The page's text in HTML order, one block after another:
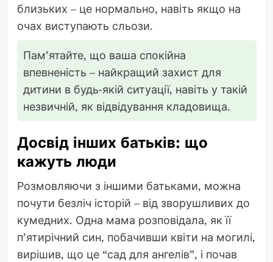
близьких – це нормально, навіть якщо на
очах виступають сльози.
Пам’ятайте, що ваша спокійна
впевненість – найкращий захист для
дитини в будь-якій ситуації, навіть у такій
незвичній, як відвідування кладовища.
Досвід інших батьків: що
кажуть люди
Розмовляючи з іншими батьками, можна
почути безліч історій – від зворушливих до
кумедних. Одна мама розповідала, як її
п’ятирічний син, побачивши квіти на могилі,
вирішив, що це “сад для ангелів”, і почав